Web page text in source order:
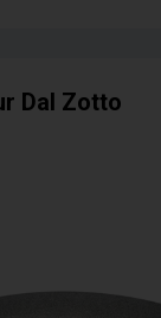
Dal Zotto